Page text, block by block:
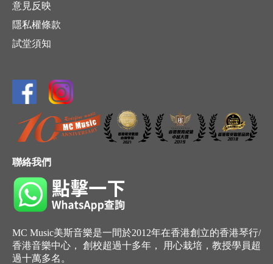
意見反映
隱私權條款
試堂須知
聯絡我們
MC Music美斯音樂是一間於2012年在香港創立的香港琴行/
香港音樂中心， 創校超過十多年， 用心栽培，教授學員超
過十萬多名。